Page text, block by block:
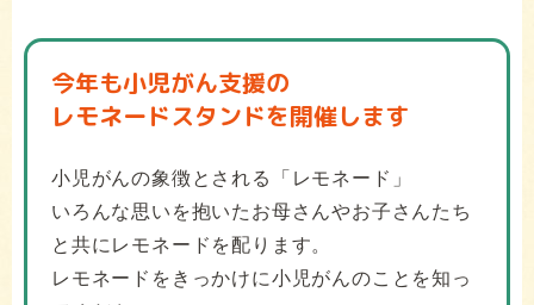
今年も小児がん支援の
レモネードスタンドを開催します
小児がんの象徴とされる「レモネード」
いろんな思いを抱いたお母さんやお子さんたち
と共にレモネードを配ります。
レモネードをきっかけに小児がんのことを知っ